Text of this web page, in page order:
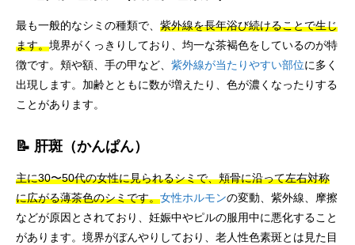
最も一般的なシミの種類で、 紫外線を長年浴び続けることで生じ
ます。境界がくっきりしており、均一な茶褐色をしているのが特
徴です。頬や額、手の甲など、 紫外線が当たりやすい部位に多く
出現します。加齢とともに数が増えたり、色が濃くなったりする
ことがあります。
📝 肝斑（かんぱん）
主に30〜50代の女性に見られるシミで、頬骨に沿って左右対称
に広がる薄茶色のシミです。女性ホルモンの変動、紫外線、摩擦
などが原因とされており、妊娠中やピルの服用中に悪化すること
があります。境界がぼんやりしており、老人性色素斑とは見た目